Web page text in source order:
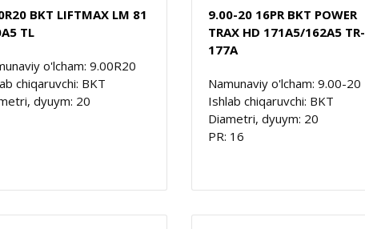
BKT LIFTMAX LM 81
TL
o'lcham: 9.00R20
chiqaruvchi: BKT
dyuym: 20
9.00-20 16PR BKT POWER
TRAX HD 171A5/162A5 TR-
177A
Namunaviy o'lcham: 9.00-20
Ishlab chiqaruvchi: BKT
Diametri, dyuym: 20
PR: 16